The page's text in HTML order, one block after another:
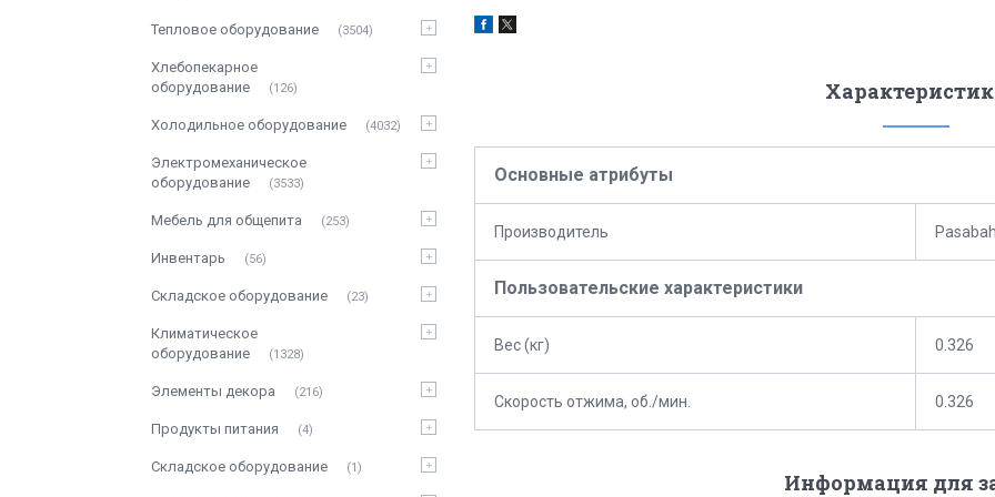
Основные атрибуты
Производитель
Пользовательские характеристики
Вес (кг) 0.326
Скорость отжима, об./мин. 0.326
Информация для
Тепловое оборудование 3504
Хлебопекарное
оборудование
126
Холодильное оборудование 4032
Электромеханическое
оборудование
3533
Мебель для общепита 253
Инвентарь 56
Складское оборудование 23
Климатическое
оборудование
1328
Элементы декора 216
Продукты питания 4
Складское оборудование 1